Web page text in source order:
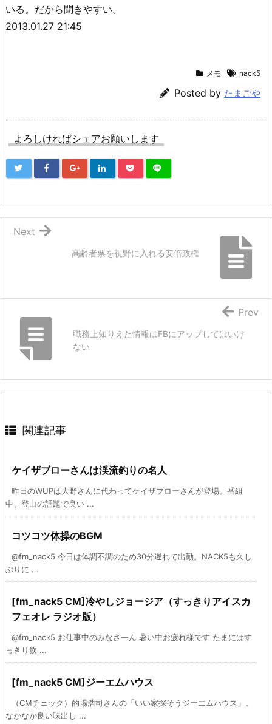
いる。だから聞きやすい。
2013.01.27 21:45
メモ nack5
Posted by たまごや
よろしければシェアお願いします
高齢者票を視野に入れる安倍政権
Next
職務上知りえた情報はFBにアップしてはいけ
ない
Prev
関連記事
ケイザブローさんは渓流釣りの名人
昨日のWUPは大野さんに代わってケイザブローさんが登場。番組
中、登山の話題で良い ...
コツコツ体操のBGM
@fm_nack5 今日は体調不調のため30分遅れて出勤。NACK5も久し
ぶりに ...
[fm_nack5 CM]冷やしジョージア（すっきりアイスカ
フェオレ ラジオ版）
@fm_nack5 お仕事中のみなさーん 暑い中お疲れ様です たまにはす
っきり飲 ...
[fm_nack5 CM]ジーエムハウス
（CMチェック）的場浩司さんの「いい家探そうジーエムハウス」。
なかなか良い味出し ...